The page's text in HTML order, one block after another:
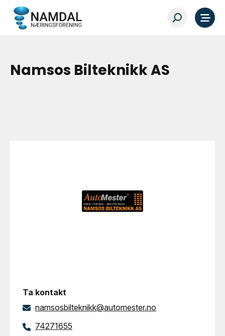
Namsos Bilteknikk AS
Ta kontakt
namsosbilteknikk@automester.no
74271655